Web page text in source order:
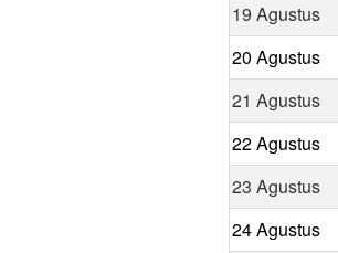
19 Agustus
20 Agustus
21 Agustus
22 Agustus
23 Agustus
24 Agustus